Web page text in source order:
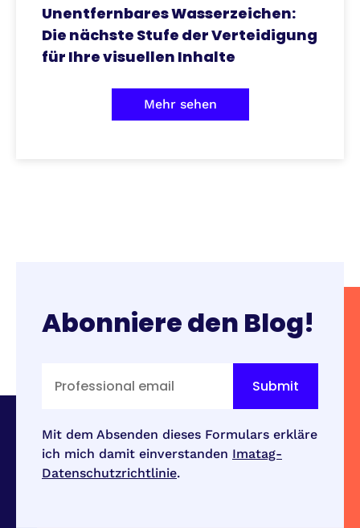
Unentfernbares Wasserzeichen:
Die nächste Stufe der Verteidigung
für Ihre visuellen Inhalte
Mehr sehen
Abonniere den Blog!
Mit dem Absenden dieses Formulars erkläre
ich mich damit einverstanden Imatag-
Datenschutzrichtlinie.